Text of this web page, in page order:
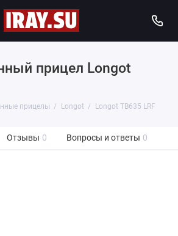
прицел Longot
прицелы Longot Longot TB635 LRF
Отзывы 0 Вопросы и ответы 0